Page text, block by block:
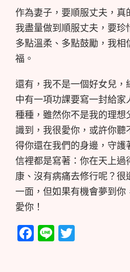
作為妻子，要順服丈夫，真
我盡量做到順服丈夫，要珍
多點溫柔、多點鼓勵，我相
福。
還有，我不是一個好女兒，
中有一項功課要寫一封給家
種種，雖然你不是我的理想
識到，我很愛你，或許你聽
得你還在我們的身邊，守護
信裡都是寫著：你在天上過
康、沒有病痛去修行呢？很
一面，但如果有機會夢到你
愛你！
Facebook
Line